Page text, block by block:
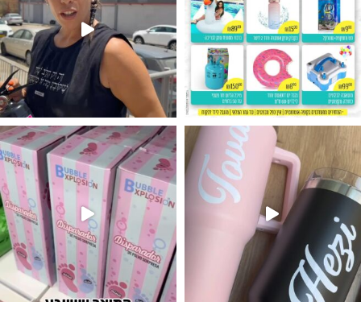
מטף לגילוי מין העובר חזר למלא